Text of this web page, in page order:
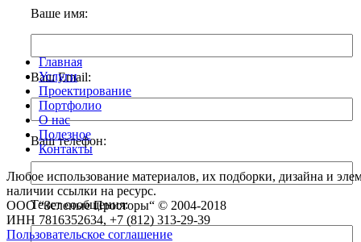
Ваше имя:
Ваш Email:
Ваш телефон:
Текст сообщения:
Главная
Услуги
Проектирование
Портфолио
О нас
Полезное
Контакты
Любое использование материалов, их подборки, дизайна и
наличии ссылки на ресурс.
ООО “Зеленые Просторы“ © 2004-2018
ИНН 7816352634, +7 (812) 313-29-39
Пользовательское соглашение